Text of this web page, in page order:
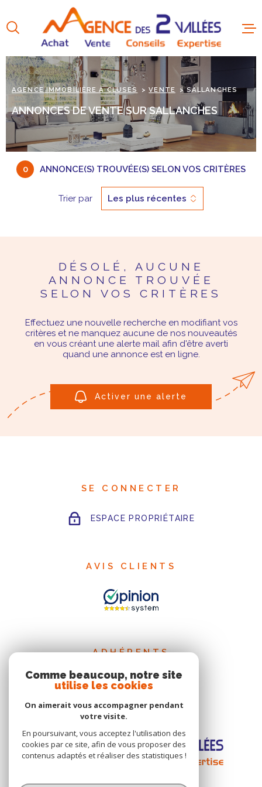
la
recherche
au
menu
au
contenu
AGENCE IMMOBILIÈRE À CLUSES VENTE SALLANCHES
ANNONCES DE VENTE SUR SALLANCHES
0 ANNONCE(S) TROUVÉE(S) SELON VOS CRITÈRES
Trier par Les plus récentes
DÉSOLÉ, AUCUNE
ANNONCE TROUVÉE
SELON VOS CRITÈRES
Effectuez une nouvelle recherche en modifiant vos
critères et ne manquez aucune de nos nouveautés
en vous créant une alerte mail afin d'être averti
quand une annonce est en ligne.
Activer une alerte
SE CONNECTER
ESPACE PROPRIÉTAIRE
AVIS CLIENTS
ADHÉRENTS
Comme beaucoup, notre site
utilise les cookies
On aimerait vous accompagner pendant
votre visite.
En poursuivant, vous acceptez l'utilisation des
cookies par ce site, afin de vous proposer des
contenus adaptés et réaliser des statistiques !